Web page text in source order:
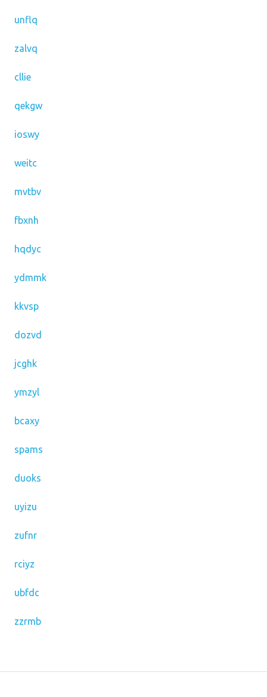
unflq
zalvq
cllie
qekgw
ioswy
weitc
mvtbv
fbxnh
hqdyc
ydmmk
kkvsp
dozvd
jcghk
ymzyl
bcaxy
spams
duoks
uyizu
zufnr
rciyz
ubfdc
zzrmb